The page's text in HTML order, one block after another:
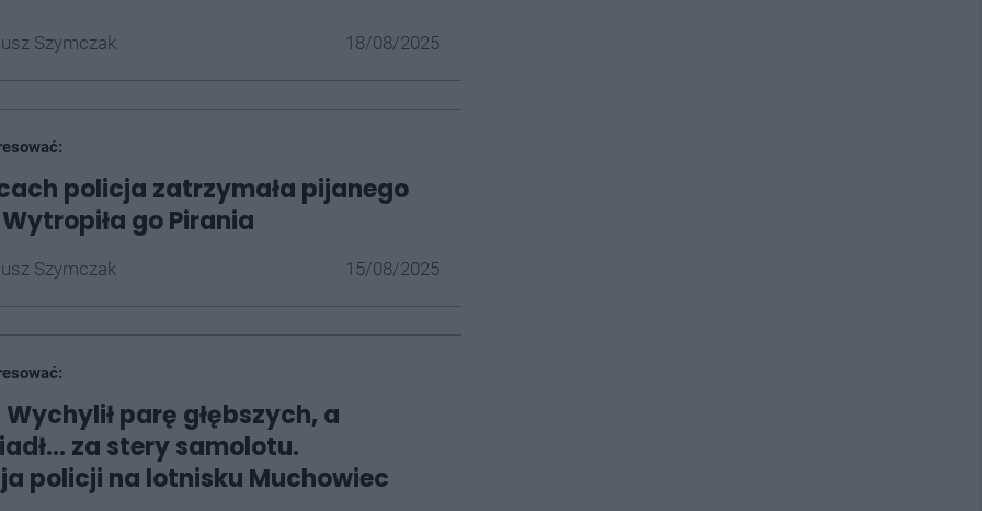
Szymczak 18/08/2025
policja zatrzymała pijanego
go Pirania
Szymczak 15/08/2025
parę głębszych, a
za stery samolotu.
policji na lotnisku Muchowiec